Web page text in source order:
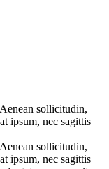
sollicitudin,
ipsum, nec sagittis
sollicitudin,
ipsum, nec sagittis